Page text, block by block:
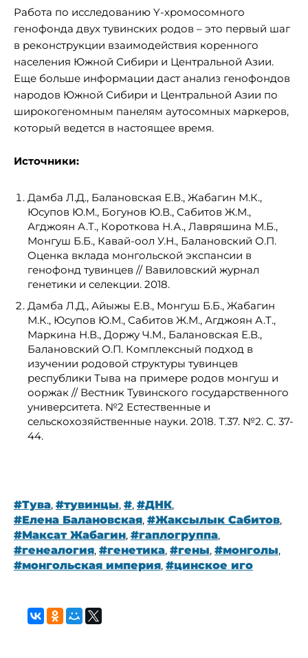
Работа по исследованию Y-хромосомного
генофонда двух тувинских родов – это первый шаг
в реконструкции взаимодействия коренного
населения Южной Сибири и Центральной Азии.
Еще больше информации даст анализ генофондов
народов Южной Сибири и Центральной Азии по
широкогеномным панелям аутосомных маркеров,
который ведется в настоящее время.
Источники:
Дамба Л.Д., Балановская Е.В., Жабагин М.К.,
Юсупов Ю.М., Богунов Ю.В., Сабитов Ж.М.,
Агджоян А.Т., Короткова Н.А., Лавряшина М.Б.,
Монгуш Б.Б., Кавай-оол У.Н., Балановский О.П.
Оценка вклада монгольской экспансии в
генофонд тувинцев // Вавиловский журнал
генетики и селекции. 2018.
Дамба Л.Д., Айыжы Е.В., Монгуш Б.Б., Жабагин
М.К., Юсупов Ю.М., Сабитов Ж.М., Агджоян А.Т.,
Маркина Н.В., Доржу Ч.М., Балановская Е.В.,
Балановский О.П. Комплексный подход в
изучении родовой структуры тувинцев
республики Тыва на примере родов монгуш и
ооржак // Вестник Тувинского государственного
университета. №2 Естественные и
сельскохозяйственные науки. 2018. Т.37. №2. С. 37-
44.
#Тува, #тувинцы, #, #ДНК,
#Елена Балановская, #Жаксылык Сабитов,
#Максат Жабагин, #гаплогруппа,
#генеалогия, #генетика, #гены, #монголы,
#монгольская империя, #цинское иго